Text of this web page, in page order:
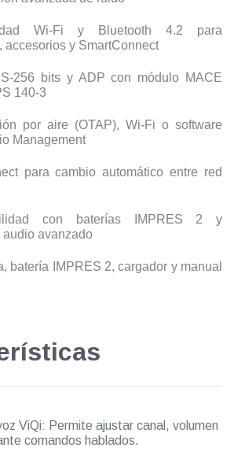
Wi-Fi y Bluetooth 4.2 para
accesorios y SmartConnect
256 bits y ADP con módulo MACE
140-3
por aire (OTAP), Wi-Fi o software
Management
para cambio automático entre red
con baterías IMPRES 2 y
avanzado
batería IMPRES 2, cargador y manual
ViQi: Permite ajustar canal, volumen
comandos hablados.